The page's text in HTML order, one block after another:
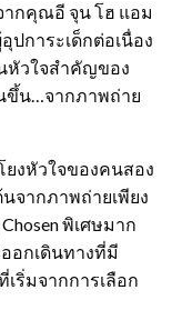
กคุณอี จุน โฮ แอม
ปการะเด็กต่อเนื่อง
หัวใจสำคัญของ
ขึ้น…จากภาพถ่าย
ยงหัวใจของคนสอง
จากภาพถ่ายเพียง
พิเศษมาก
อกเดินทางที่มี
ริ่มจากการเลือก